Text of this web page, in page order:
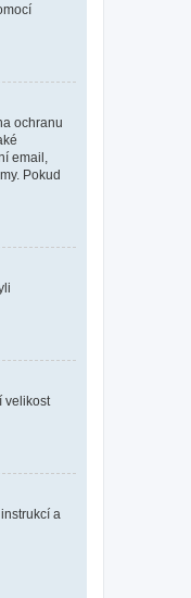
ochranu
email,
Pokud
velikost
a